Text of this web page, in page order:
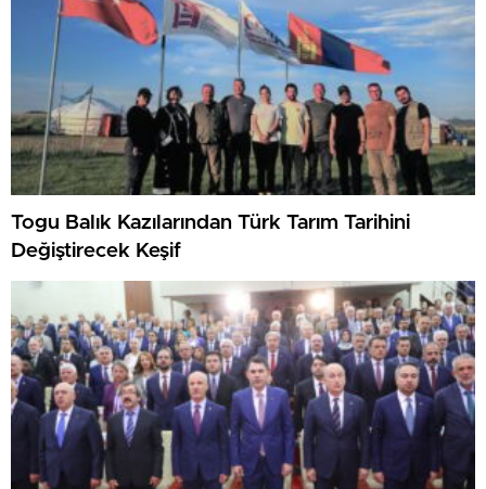
Togu Balık Kazılarından Türk Tarım Tarihini
Değiştirecek Keşif